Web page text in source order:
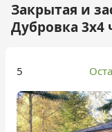
Закрытая и
Дубровка 3х4
5